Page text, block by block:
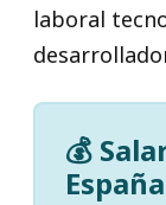
laboral
💰